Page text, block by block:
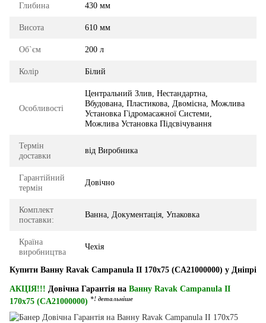
Глибина 430 мм
Висота 610 мм
Об`єм 200 л
Колір Білий
Особливості
Центральний Злив, Нестандартна,
Вбудована, Пластикова, Двомісна, Можлива
Установка Гідромасажної Системи,
Можлива Установка Підсвічування
Термін
доставки
від Виробника
Гарантійний
термін
Довічно
Комплект
поставки:
Ванна, Документація, Упаковка
Країна
виробництва
Чехія
Купити Ванну Ravak Campanula II 170x75 (CA21000000) у Дніпрі
АКЦІЯ!!! Довічна Гарантія на Ванну Ravak Campanula II
170x75 (CA21000000) *! детальніше